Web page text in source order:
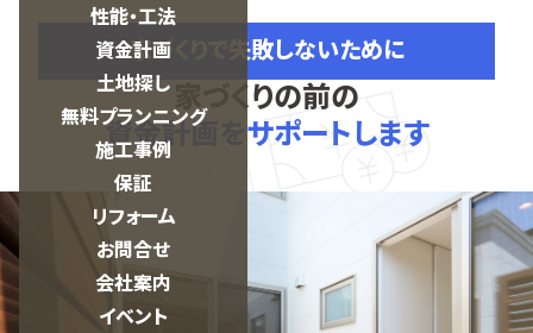
性能・工法
資金計画
土地探し
無料プランニング
施工事例
保証
リフォーム
お問合せ
会社案内
イベント
家づくりで失敗しないために
家づくりの前の
資金計画をサポートします